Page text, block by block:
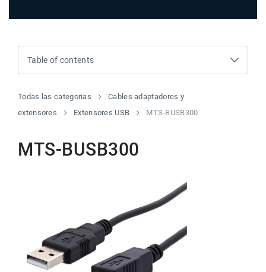
Todas las categorias
Cables adaptadores y
extensores
Extensores USB MTS-BUSB300
MTS-BUSB300
Table of contents